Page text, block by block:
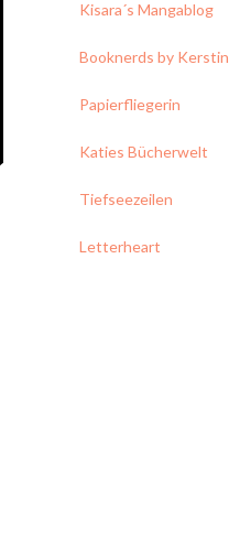
Kisara´s Mangablog
Booknerds by Kerstin
Papierfliegerin
Katies Bücherwelt
Tiefseezeilen
Letterheart